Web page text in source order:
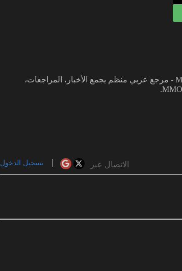
شغفي بألعاب MMO دفعني لتأسيس MMOARAB - مرجع عربي منظم يجمع الأخبار، المراجعات،
الاتصال عبر تسجيل الدخول